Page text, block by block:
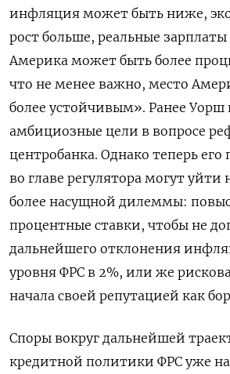
инфляция может быть ниже,
рост больше, реальные
Америка может быть более
что не ‌менее важно, место
более устойчивым». Ранее
амбициозные цели в вопросе
центробанка. Однако теперь
во главе регулятора могут уйти
более насущной дилеммы:
процентные ставки, чтобы не
дальнейшего отклонения
уровня ФРС в 2%, или же
начала своей репутацией как
Споры вокруг дальнейшей
кредитной политики ФРС уже